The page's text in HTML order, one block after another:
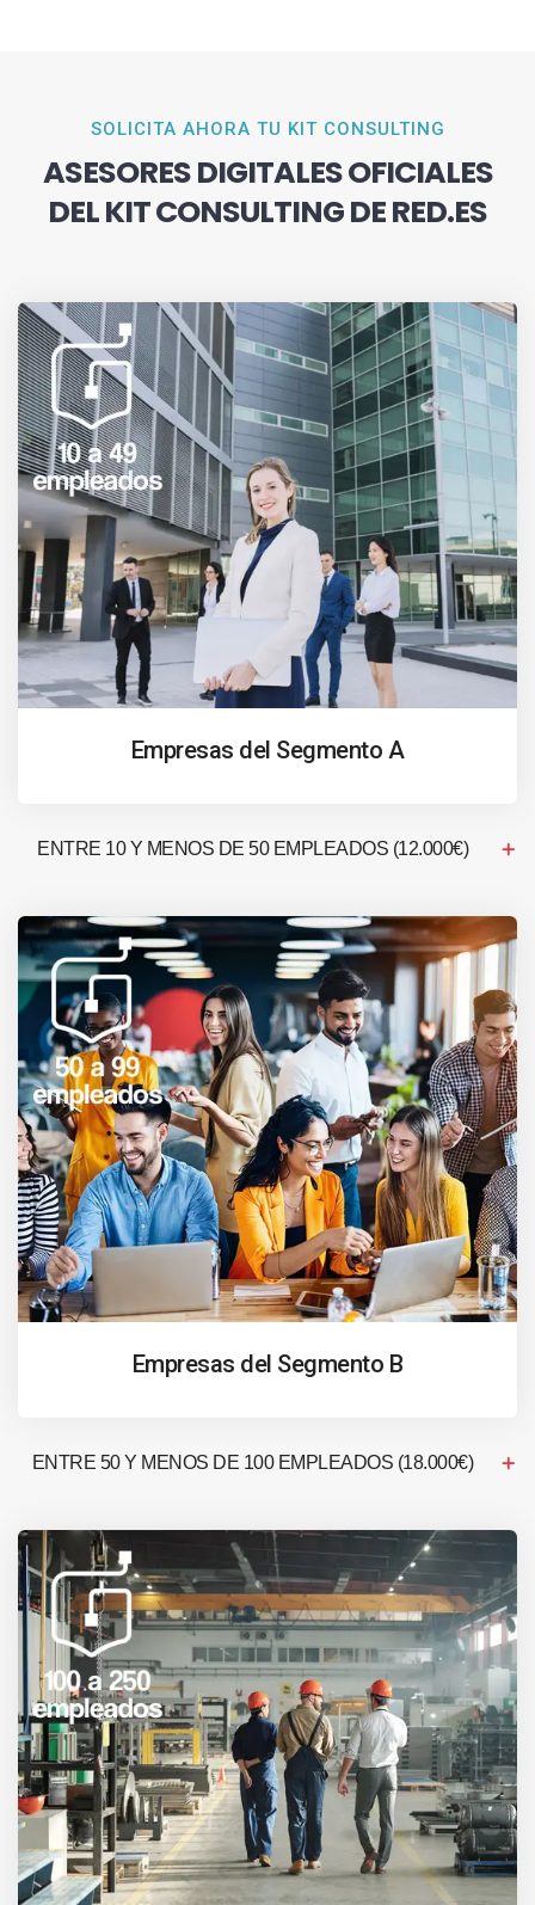
SOLICITA AHORA TU KIT CONSULTING
ASESORES DIGITALES OFICIALES
DEL KIT CONSULTING DE RED.ES
Empresas del Segmento A
ENTRE 10 Y MENOS DE 50 EMPLEADOS (12.000€)
Empresas del Segmento B
ENTRE 50 Y MENOS DE 100 EMPLEADOS (18.000€)